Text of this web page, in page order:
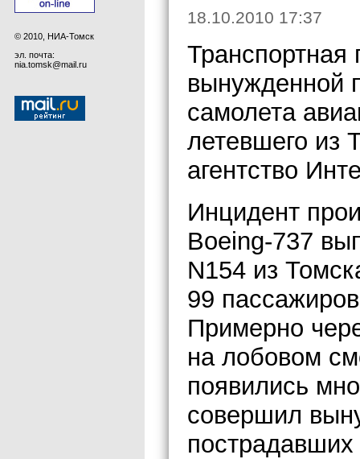
© 2010, НИА-Томск
эл. почта:
nia.tomsk@mail.ru
18.10.2010 17:37
Транспортная
вынужденной
самолета
летевшего из
агентство
Инцидент
Boeing-737
N154 из
99
Примерно
на лобовом
появились
совершил
пострадавших